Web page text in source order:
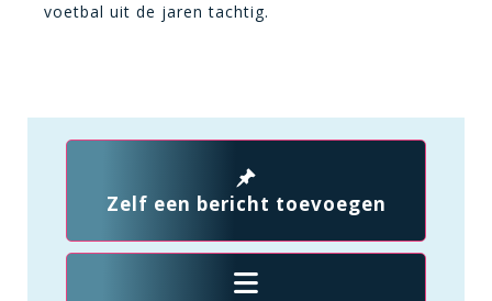
voetbal uit de jaren tachtig.
Zelf een bericht toevoegen